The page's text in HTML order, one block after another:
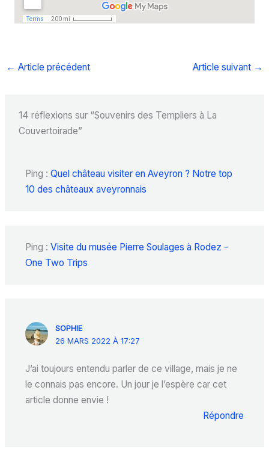
← Article précédent Article suivant →
14 réflexions sur “Souvenirs des Templiers à La
Couvertoirade”
Ping : Quel château visiter en Aveyron ? Notre top
10 des châteaux aveyronnais
Ping : Visite du musée Pierre Soulages à Rodez -
One Two Trips
SOPHIE
26 MARS 2022 À 17:27
J’ai toujours entendu parler de ce village, mais je ne
le connais pas encore. Un jour je l’espère car cet
article donne envie !
Répondre